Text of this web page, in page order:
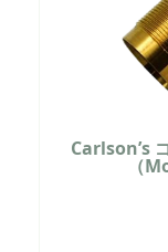
Carlson’s
（